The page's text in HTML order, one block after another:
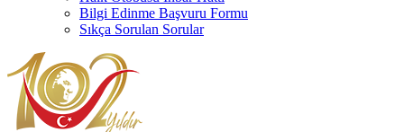
Bilgi Edinme Başvuru Formu
Sıkça Sorulan Sorular